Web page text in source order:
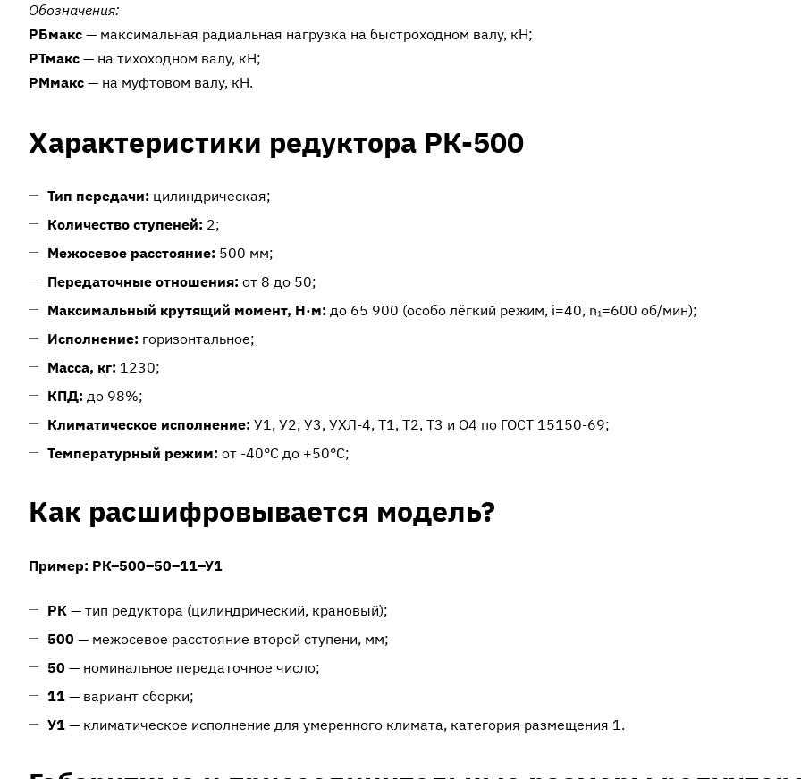
Обозначения:
РБмакс — максимальная радиальная нагрузка на быстроходном валу, кН;
РТмакс — на тихоходном валу, кН;
РMмакс — на муфтовом валу, кН.
Характеристики редуктора РК-500
Тип передачи: цилиндрическая;
Количество ступеней: 2;
Межосевое расстояние: 500 мм;
Передаточные отношения: от 8 до 50;
Максимальный крутящий момент, Н·м: до 65 900 (особо лёгкий режим, i=40, n₁=600 об/мин);
Исполнение: горизонтальное;
Масса, кг: 1230;
КПД: до 98%;
Климатическое исполнение: У1, У2, У3, УХЛ-4, Т1, Т2, Т3 и О4 по ГОСТ 15150-69;
Температурный режим: от -40°C до +50°C;
Как расшифровывается модель?
Пример: РК–500–50–11–У1
РК — тип редуктора (цилиндрический, крановый);
500 — межосевое расстояние второй ступени, мм;
50 — номинальное передаточное число;
11 — вариант сборки;
У1 — климатическое исполнение для умеренного климата, категория размещения 1.